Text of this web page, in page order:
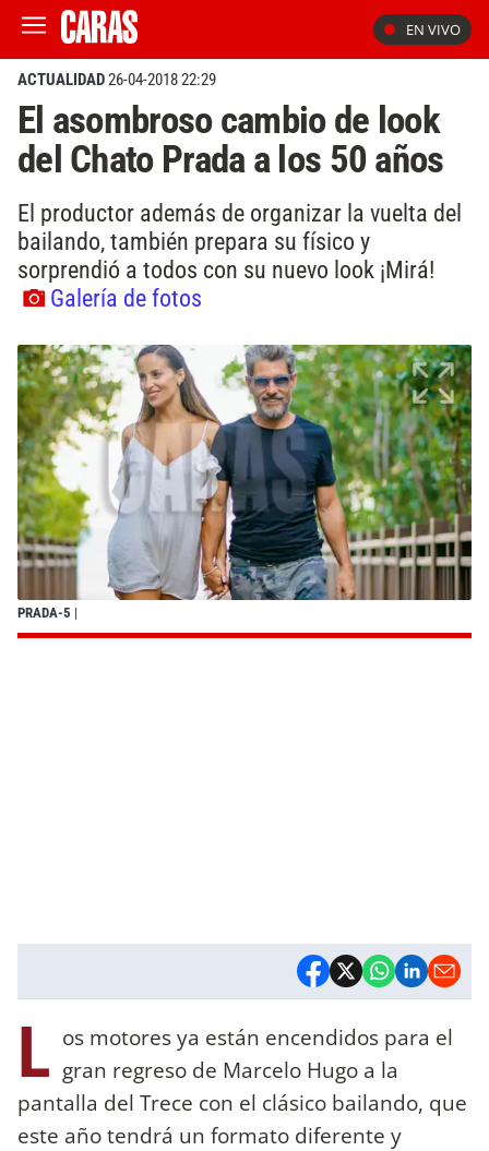
EN VIVO
ACTUALIDAD26-04-2018 22:29
El asombroso cambio de look
del Chato Prada a los 50 años
El productor además de organizar la vuelta del
bailando, también prepara su físico y
sorprendió a todos con su nuevo look ¡Mirá!
Galería de fotos
PRADA-5 |
L os motores ya están encendidos para el
gran regreso de Marcelo Hugo a la
pantalla del Trece con el clásico bailando, que
este año tendrá un formato diferente y